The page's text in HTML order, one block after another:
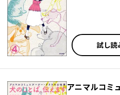
試し読
アニマルコミ